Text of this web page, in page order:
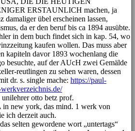
ERSTAUNLICH machen, ja
damaliger übel erscheinen lassen,
da er den beruf bis ca 1894 ausübte.
in dem buch findet sich in kap. 54, wo
kaufen wollen. Das muss aber
kapiteln davor 1893 wochenlang die
besuchte, auf der AUcH zwei Gemälde
reutlingen zu sehen waren, dessen
dr. s. single mache: https://paul-
otto betz prof.
new york, das mind. 1 werk von
ich derzeit auch.
selten gewordene wort „untertags“